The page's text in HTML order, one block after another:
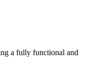
a fully functional and